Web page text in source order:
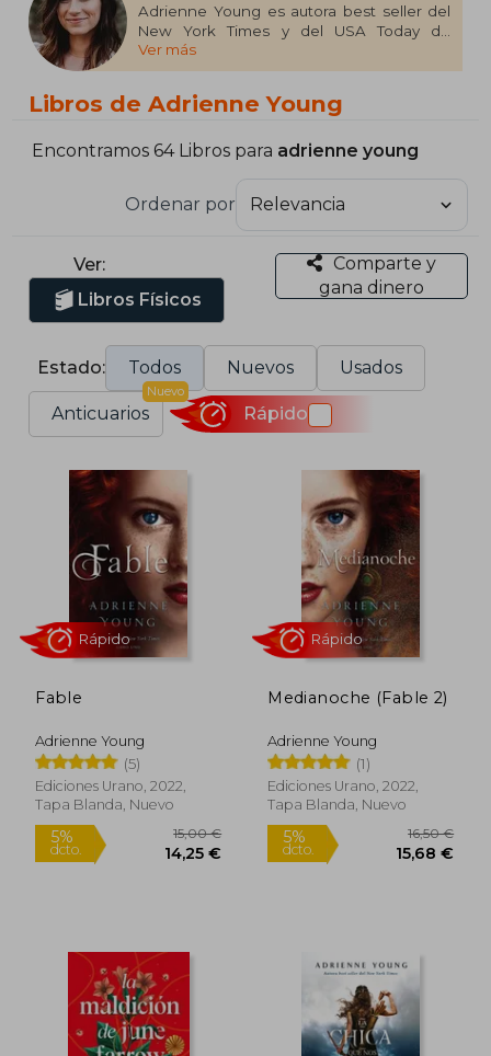
Adrienne Young es autora best seller del
New York Times y del USA Today de
Después del deshielo y de la bilogía Fable,
así como de la novela Hechizos para
de veinticinco países. Cuando no está
esterilla de yoga, paseando por el bosque
Vive y escribe en la cordillera Azul en
Ver más
Libros de Adrienne Young
Encontramos 64 Libros para adrienne young
Ordenar por
Ver:
Libros Físicos
Comparte y
gana dinero
Estado: Todos Nuevos Usados
Anticuarios
Nuevo
Rápido
Fable
Adrienne Young
(5)
Ediciones Urano, 2022,
Tapa Blanda, Nuevo
dcto.
Rápido
Medianoche (Fable 2)
Adrienne Young
(1)
Ediciones Urano, 2022,
Tapa Blanda, Nuevo
dcto.
Rápido